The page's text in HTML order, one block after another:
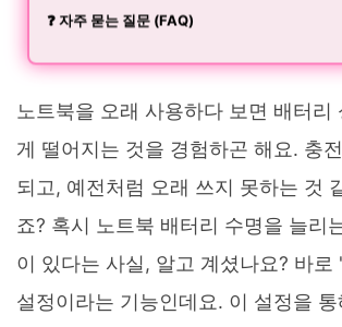
❓ 자주 묻는 질문 (FAQ)
노트북을 오래 사용하다 보면 배터리
게 떨어지는 것을 경험하곤 해요. 충
되고, 예전처럼 오래 쓰지 못하는 것
죠? 혹시 노트북 배터리 수명을 늘리
이 있다는 사실, 알고 계셨나요? 바로
설정이라는 기능인데요. 이 설정을